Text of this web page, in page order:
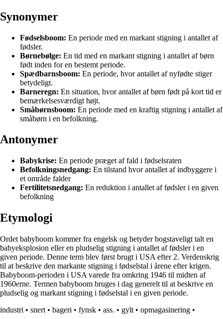
Synonymer
Fødselsboom: En periode med en markant stigning i antallet af
fødsler.
Børnebølge: En tid med en markant stigning i antallet af børn
født inden for en bestemt periode.
Spædbarnsboom: En periode, hvor antallet af nyfødte stiger
betydeligt.
Barneregn: En situation, hvor antallet af børn født på kort tid er
bemærkelsesværdigt højt.
Småbørnsboom: En periode med en kraftig stigning i antallet af
småbørn i en befolkning.
Antonymer
Babykrise: En periode præget af fald i fødselsraten
Befolkningsnedgang: En tilstand hvor antallet af indbyggere i
et område falder
Fertilitetsnedgang: En reduktion i antallet af fødsler i en given
befolkning
Etymologi
Ordet babyboom kommer fra engelsk og betyder bogstaveligt talt en
babyeksplosion eller en pludselig stigning i antallet af fødsler i en
given periode. Denne term blev først brugt i USA efter 2. Verdenskrig
til at beskrive den markante stigning i fødselstal i årene efter krigen.
Babyboom-perioden i USA varede fra omkring 1946 til midten af
1960erne. Termen babyboom bruges i dag generelt til at beskrive en
pludselig og markant stigning i fødselstal i en given periode.
industri • snert • bageri • fynsk • ass. • gylt • opmagasinering •